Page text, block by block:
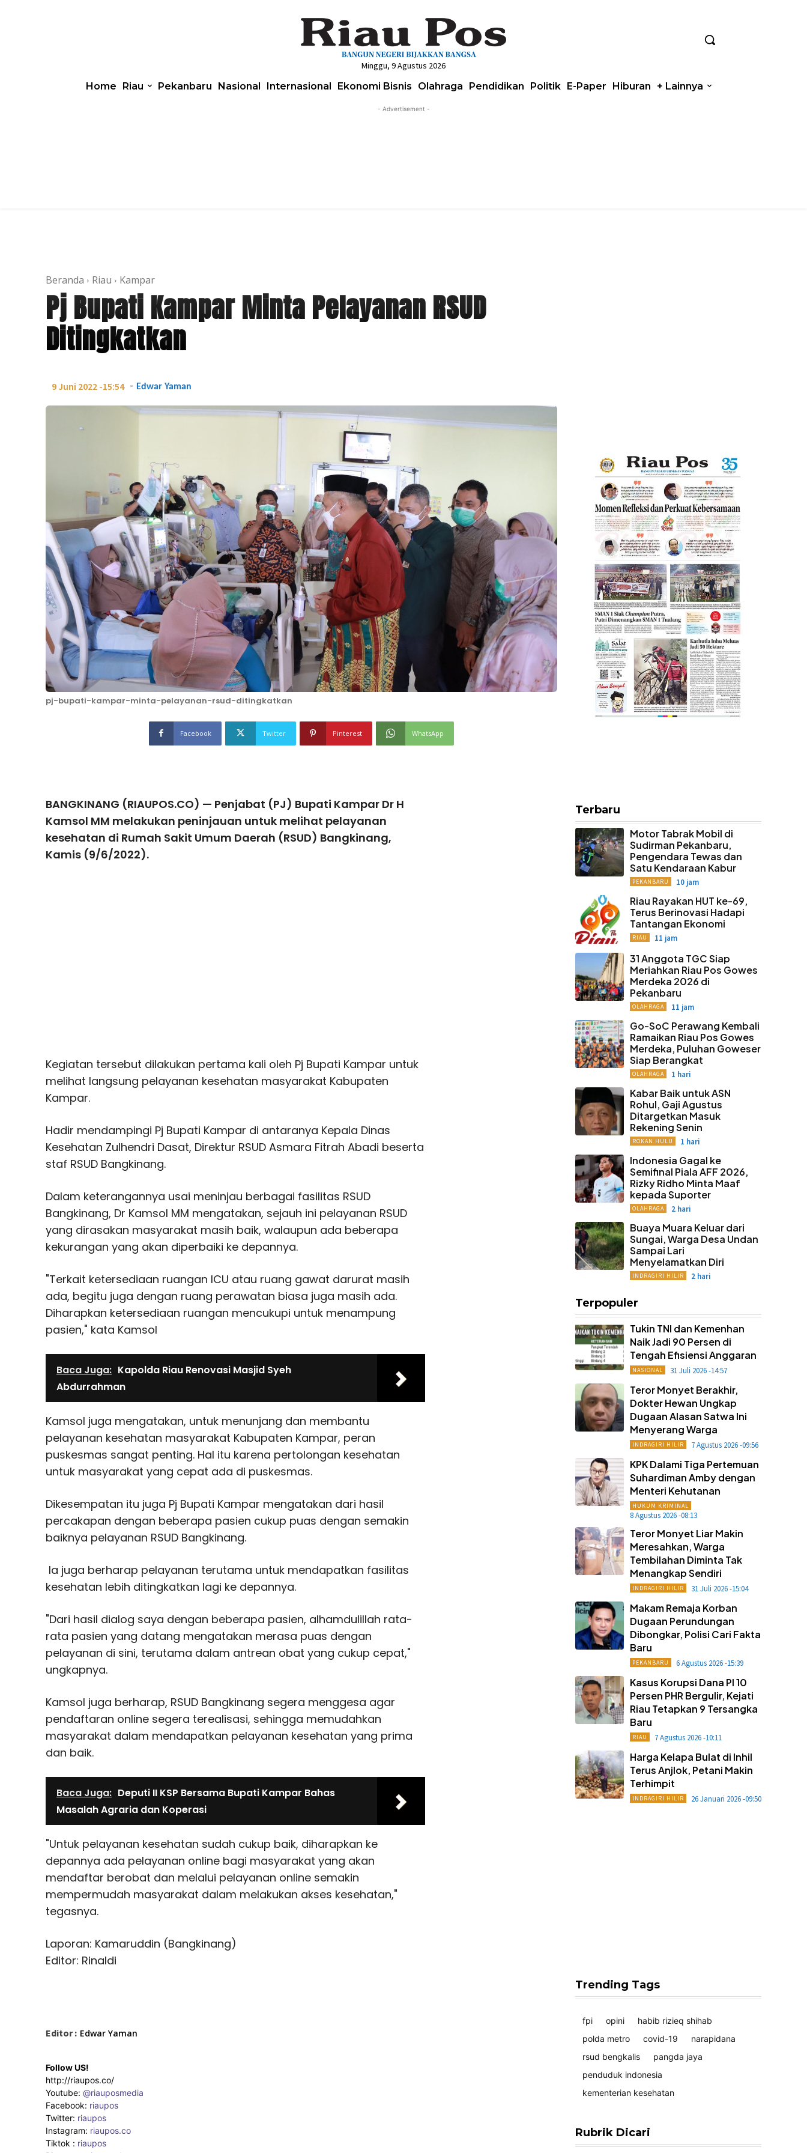
Minggu, 9 Agustus 2026
Home Riau Pekanbaru Nasional Internasional Ekonomi Bisnis Olahraga Pendidikan Politik E-Paper Hiburan + Lainnya
- Advertisement -
Beranda Riau Kampar
Pj Bupati Kampar Minta Pelayanan RSUD
Ditingkatkan
9 Juni 2022 -15:54 - Edwar Yaman
pj-bupati-kampar-minta-pelayanan-rsud-ditingkatkan
Facebook Twitter Pinterest WhatsApp
BANGKINANG (RIAUPOS.CO) — Penjabat (PJ) Bupati Kampar Dr H
Kamsol MM melakukan peninjauan untuk melihat pelayanan
kesehatan di Rumah Sakit Umum Daerah (RSUD) Bangkinang,
Kamis (9/6/2022).
Kegiatan tersebut dilakukan pertama kali oleh Pj Bupati Kampar untuk
melihat langsung pelayanan kesehatan masyarakat Kabupaten
Kampar.
Hadir mendampingi Pj Bupati Kampar di antaranya Kepala Dinas
Kesehatan Zulhendri Dasat, Direktur RSUD Asmara Fitrah Abadi beserta
staf RSUD Bangkinang.
Dalam keterangannya usai meninjau berbagai fasilitas RSUD
Bangkinang, Dr Kamsol MM mengatakan, sejauh ini pelayanan RSUD
yang dirasakan masyarakat masih baik, walaupun ada beberapa
kekurangan yang akan diperbaiki ke depannya.
"Terkait ketersediaan ruangan ICU atau ruang gawat darurat masih
ada, begitu juga dengan ruang perawatan biasa juga masih ada.
Diharapkan ketersediaan ruangan mencukupi untuk menampung
pasien," kata Kamsol
Baca Juga: Kapolda Riau Renovasi Masjid Syeh
Abdurrahman
Kamsol juga mengatakan, untuk menunjang dan membantu
pelayanan kesehatan masyarakat Kabupaten Kampar, peran
puskesmas sangat penting. Hal itu karena pertolongan kesehatan
untuk masyarakat yang cepat ada di puskesmas.
Dikesempatan itu juga Pj Bupati Kampar mengatakan dari hasil
percakapan dengan beberapa pasien cukup puas dengan semakin
baiknya pelayanan RSUD Bangkinang.
Ia juga berharap pelayanan terutama untuk mendapatkan fasilitas
kesehatan lebih ditingkatkan lagi ke depannya.
"Dari hasil dialog saya dengan beberapa pasien, alhamdulillah rata-
rata pasien yang datang mengatakan merasa puas dengan
pelayanan di sini, terutama dalam antrean obat yang cukup cepat,"
ungkapnya.
Kamsol juga berharap, RSUD Bangkinang segera menggesa agar
pendaftaran online segera terealisasi, sehingga memudahkan
masyarakat dalam mendapatkan pelayanan kesehatan yang prima
dan baik.
Baca Juga: Deputi II KSP Bersama Bupati Kampar Bahas
Masalah Agraria dan Koperasi
"Untuk pelayanan kesehatan sudah cukup baik, diharapkan ke
depannya ada pelayanan online bagi masyarakat yang akan
mendaftar berobat dan melalui pelayanan online semakin
mempermudah masyarakat dalam melakukan akses kesehatan,"
tegasnya.
Laporan: Kamaruddin (Bangkinang)
Editor: Rinaldi
Editor : Edwar Yaman
Follow US!
http://riaupos.co/
Youtube: @riauposmedia
Facebook: riaupos
Twitter: riaupos
Instagram: riaupos.co
Tiktok : riaupos
Terbaru
Motor Tabrak Mobil di
Sudirman Pekanbaru,
Pengendara Tewas dan
Satu Kendaraan Kabur
PEKANBARU 10 jam
Riau Rayakan HUT ke-69,
Terus Berinovasi Hadapi
Tantangan Ekonomi
RIAU 11 jam
31 Anggota TGC Siap
Meriahkan Riau Pos Gowes
Merdeka 2026 di
Pekanbaru
OLAHRAGA 11 jam
Go-SoC Perawang Kembali
Ramaikan Riau Pos Gowes
Merdeka, Puluhan Goweser
Siap Berangkat
OLAHRAGA 1 hari
Kabar Baik untuk ASN
Rohul, Gaji Agustus
Ditargetkan Masuk
Rekening Senin
ROKAN HULU 1 hari
Indonesia Gagal ke
Semifinal Piala AFF 2026,
Rizky Ridho Minta Maaf
kepada Suporter
OLAHRAGA 2 hari
Buaya Muara Keluar dari
Sungai, Warga Desa Undan
Sampai Lari
Menyelamatkan Diri
INDRAGIRI HILIR 2 hari
Terpopuler
Tukin TNI dan Kemenhan
Naik Jadi 90 Persen di
Tengah Efisiensi Anggaran
NASIONAL 31 Juli 2026 -14:57
Teror Monyet Berakhir,
Dokter Hewan Ungkap
Dugaan Alasan Satwa Ini
Menyerang Warga
INDRAGIRI HILIR 7 Agustus 2026 -09:56
KPK Dalami Tiga Pertemuan
Suhardiman Amby dengan
Menteri Kehutanan
HUKUM KRIMINAL
8 Agustus 2026 -08:13
Teror Monyet Liar Makin
Meresahkan, Warga
Tembilahan Diminta Tak
Menangkap Sendiri
INDRAGIRI HILIR 31 Juli 2026 -15:04
Makam Remaja Korban
Dugaan Perundungan
Dibongkar, Polisi Cari Fakta
Baru
PEKANBARU 6 Agustus 2026 -15:39
Kasus Korupsi Dana PI 10
Persen PHR Bergulir, Kejati
Riau Tetapkan 9 Tersangka
Baru
RIAU 7 Agustus 2026 -10:11
Harga Kelapa Bulat di Inhil
Terus Anjlok, Petani Makin
Terhimpit
INDRAGIRI HILIR 26 Januari 2026 -09:50
Trending Tags
fpi opini
habib rizieq shihab
polda metro
covid-19
narapidana
rsud bengkalis
pangda jaya
penduduk indonesia
kementerian kesehatan
Rubrik Dicari